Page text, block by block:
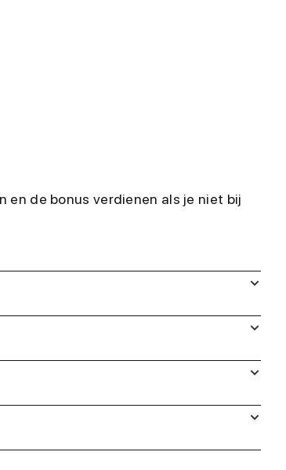
en de bonus verdienen als je niet bij